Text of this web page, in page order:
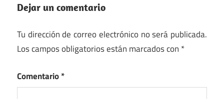
Dejar un comentario
Tu dirección de correo electrónico no será publicada.
Los campos obligatorios están marcados con *
Comentario*